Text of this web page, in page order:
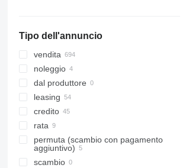
Tipo dell'annuncio
vendita
noleggio
dal produttore
leasing
credito
rata
permuta (scambio con pagamento
aggiuntivo)
scambio